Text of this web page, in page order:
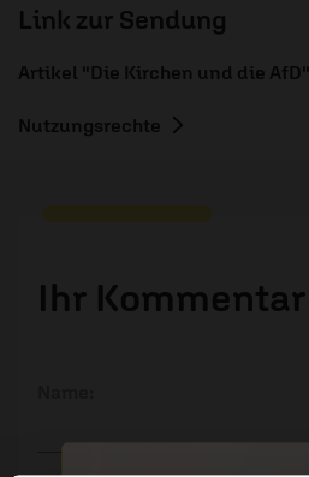
Link zur Sendung
Artikel "Die Kirchen und die AfD"
Nutzungsrechte
Ihr Kommentar